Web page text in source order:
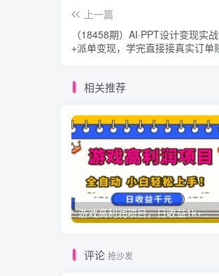
上一篇
（18458期）AI·PPT设计变现实
+派单变现，学完直接接真实订单
相关推荐
游戏高利润项目，日收益1k+，全自动，无需值守，解放双手，小白轻松上手【揭秘】
评论 抢沙发